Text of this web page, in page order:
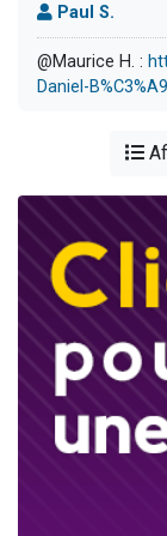
Paul S.
@Maurice H. :
Daniel-